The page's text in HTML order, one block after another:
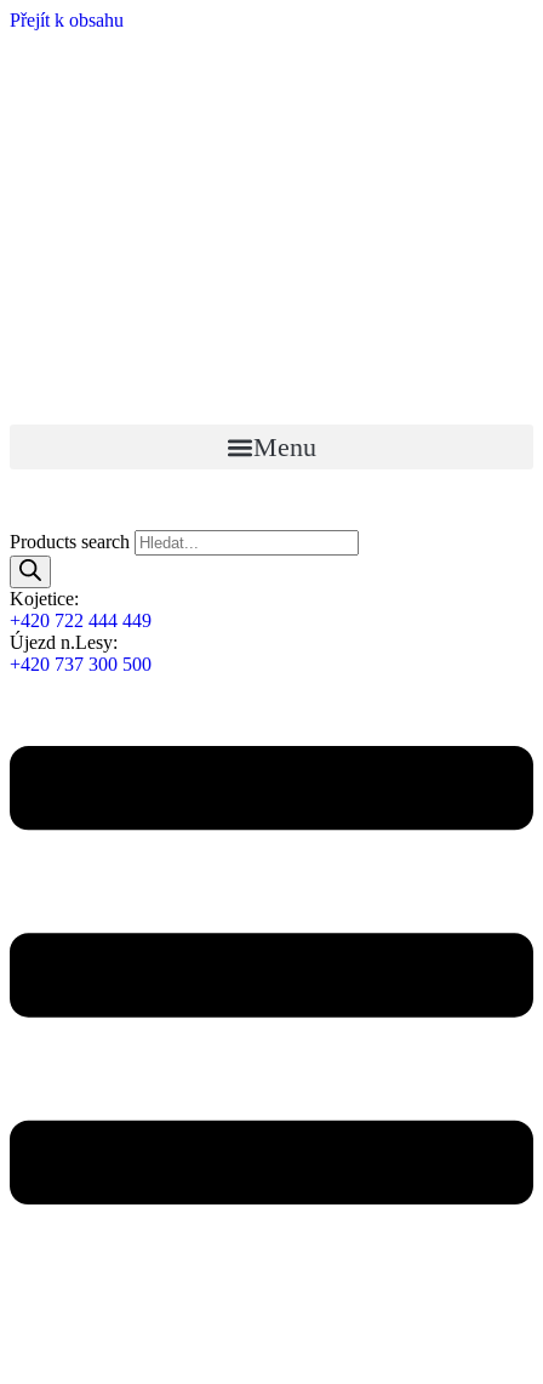
Přejít k obsahu
Menu
Products search
Kojetice:
+420 722 444 449
Újezd n.Lesy:
+420 737 300 500